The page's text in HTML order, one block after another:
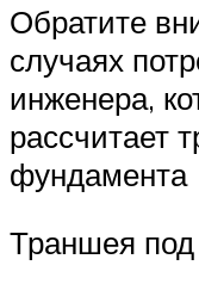
Обратите
случаях
инженера,
рассчитает
фундамента
Траншея